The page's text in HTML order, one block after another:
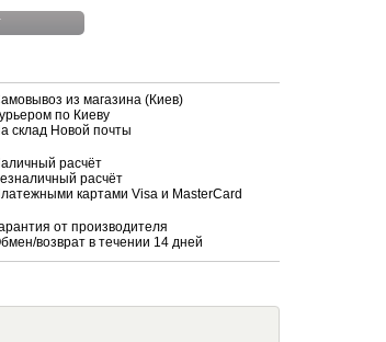
из магазина (Киев)
по Киеву
склад Новой почты
расчёт
расчёт
картами Visa и MasterCard
от производителя
возврат в течении 14 дней